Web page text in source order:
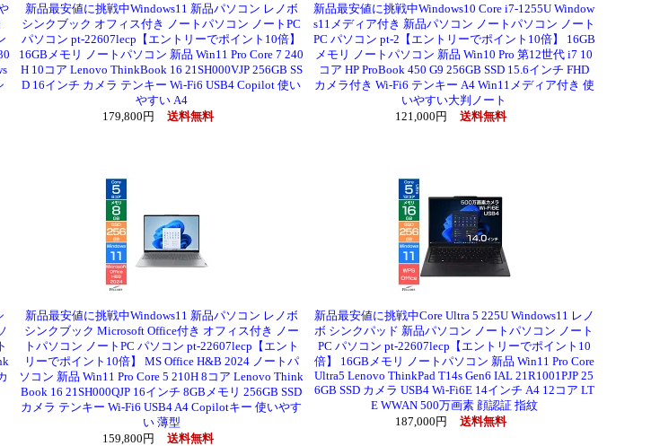
新品最安値に挑戦中Windows11 新品パソコン レノボ
シンクブック オフィス付き ノートパソコン ノートPC
パソコン pt-22607lecp【エントリーでポイント10倍】
16GBメモリ ノートパソコン 新品 Win11 Pro Core 7 240
H 10コア Lenovo ThinkBook 16 21SH000VJP 256GB SS
D 16インチ カメラ テンキー Wi-Fi6 USB4 Copilot 使い
やすい A4
179,800円
送料無料
新品最安値に挑戦中Windows10 Core i7-1255U Window
s11メディア付き 新品パソコン ノートパソコン ノート
PC パソコン pt-2【エントリーでポイント10倍】 16GB
メモリ ノートパソコン 新品 Win10 Pro 第12世代 i7 10
コア HP ProBook 450 G9 256GB SSD 15.6インチ FHD
カメラ付き Wi-Fi6 テンキー A4 Win11メディア付き 使
いやすい大判ノート
121,000円
送料無料
新品最安値に挑戦中Windows11 新品パソコン レノボ
シンクブック Microsoft Office付き オフィス付き ノー
トパソコン ノートPC パソコン pt-22607lecp【エント
リーでポイント10倍】 MS Office H&B 2024 ノートパ
ソコン 新品 Win11 Pro Core 5 210H 8コア Lenovo Think
Book 16 21SH000QJP 16インチ 8GBメモリ 256GB SSD
カメラ テンキー Wi-Fi6 USB4 A4 Copilotキー 使いやす
い 薄型
159,800円
送料無料
新品最安値に挑戦中Core Ultra 5 225U Windows11 レノ
ボ シンクパッド 新品パソコン ノートパソコン ノート
PC パソコン pt-22607lecp【エントリーでポイント10
倍】 16GBメモリ ノートパソコン 新品 Win11 Pro Core
Ultra5 Lenovo ThinkPad T14s Gen6 IAL 21R1001PJP 25
6GB SSD カメラ USB4 Wi-Fi6E 14インチ A4 12コア LT
E WWAN 500万画素 顔認証 指紋
187,000円
送料無料